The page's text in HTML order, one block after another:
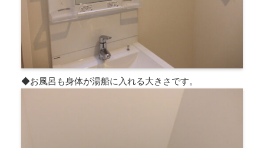
◆お風呂も身体が湯船に入れる大きさです。